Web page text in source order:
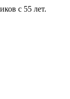
с 55 лет.